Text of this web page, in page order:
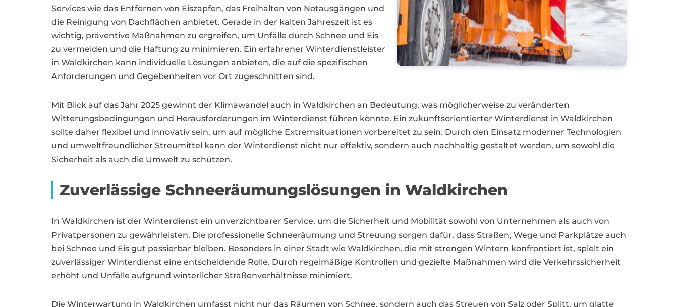
Services wie das Entfernen von Eiszapfen, das Freihalten von Notausgängen und
die Reinigung von Dachflächen anbietet. Gerade in der kalten Jahreszeit ist es
wichtig, präventive Maßnahmen zu ergreifen, um Unfälle durch Schnee und Eis
zu vermeiden und die Haftung zu minimieren. Ein erfahrener Winterdienstleister
in Waldkirchen kann individuelle Lösungen anbieten, die auf die spezifischen
Anforderungen und Gegebenheiten vor Ort zugeschnitten sind.
Mit Blick auf das Jahr 2025 gewinnt der Klimawandel auch in Waldkirchen an Bedeutung, was möglicherweise zu veränderten
Witterungsbedingungen und Herausforderungen im Winterdienst führen könnte. Ein zukunftsorientierter Winterdienst in Waldkirchen
sollte daher flexibel und innovativ sein, um auf mögliche Extremsituationen vorbereitet zu sein. Durch den Einsatz moderner Technologien
und umweltfreundlicher Streumittel kann der Winterdienst nicht nur effektiv, sondern auch nachhaltig gestaltet werden, um sowohl die
Sicherheit als auch die Umwelt zu schützen.
Zuverlässige Schneeräumungslösungen in Waldkirchen
In Waldkirchen ist der Winterdienst ein unverzichtbarer Service, um die Sicherheit und Mobilität sowohl von Unternehmen als auch von
Privatpersonen zu gewährleisten. Die professionelle Schneeräumung und Streuung sorgen dafür, dass Straßen, Wege und Parkplätze auch
bei Schnee und Eis gut passierbar bleiben. Besonders in einer Stadt wie Waldkirchen, die mit strengen Wintern konfrontiert ist, spielt ein
zuverlässiger Winterdienst eine entscheidende Rolle. Durch regelmäßige Kontrollen und gezielte Maßnahmen wird die Verkehrssicherheit
erhöht und Unfälle aufgrund winterlicher Straßenverhältnisse minimiert.
Die Winterwartung in Waldkirchen umfasst nicht nur das Räumen von Schnee, sondern auch das Streuen von Salz oder Splitt, um glatte